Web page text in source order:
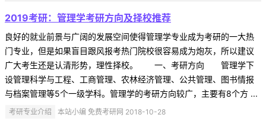
2019考研：管理学考研方向及择校推荐
良好的就业前景与广阔的发展空间使得管理学专业成为考研的一大热
门专业，但是如果盲目跟风报考热门院校很容易成为炮灰，所以建议
广大考生还是认清形势，理性择校。 一、考研方向 管理学下
设管理科学与工程、工商管理、农林经济管理、公共管理、图书情报
与档案管理等5个一级学科。管理学的考研方向较广，主要有8个方 ...
考研专业介绍 本站小编 免费考研网 2018-10-28